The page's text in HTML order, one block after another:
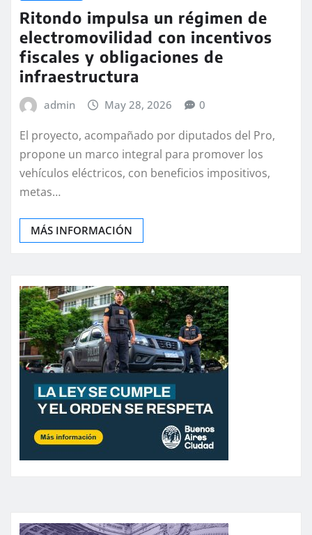
Ritondo impulsa un régimen de
electromovilidad con incentivos
fiscales y obligaciones de
infraestructura
admin May 28, 2026 0
El proyecto, acompañado por diputados del Pro,
propone un marco integral para promover los
vehículos eléctricos, con beneficios impositivos,
metas…
MÁS INFORMACIÓN